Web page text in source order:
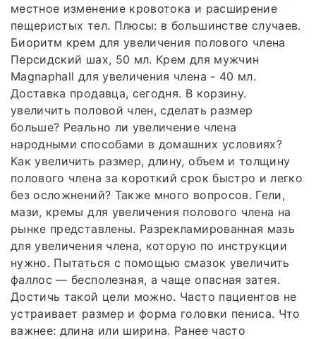
местное изменение кровотока и расширение
пещеристых тел. Плюсы: в большинстве случаев.
Биоритм крем для увеличения полового члена
Персидский шах, 50 мл. Крем для мужчин
Magnaphall для увеличения члена - 40 мл.
Доставка продавца, сегодня. В корзину.
увеличить половой член, сделать размер
больше? Реально ли увеличение члена
народными способами в домашних условиях?
Как увеличить размер, длину, объем и толщину
полового члена за короткий срок быстро и легко
без осложнений? Также много вопросов. Гели,
мази, кремы для увеличения полового члена на
рынке представлены. Разрекламированная мазь
для увеличения члена, которую по инструкции
нужно. Пытаться с помощью смазок увеличить
фаллос — бесполезная, а чаще опасная затея.
Достичь такой цели можно. Часто пациентов не
устраивает размер и форма головки пениса. Что
важнее: длина или ширина. Ранее часто